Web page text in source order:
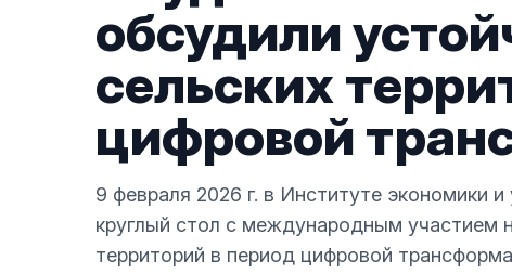
обсудили
сельских
цифровой
9 февраля 2026 г. в Институте экономики
круглый стол с международным участием
территорий в период цифровой